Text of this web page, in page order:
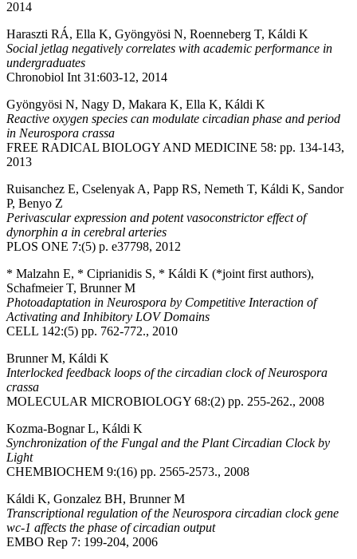
2014
Haraszti RÁ, Ella K, Gyöngyösi N, Roenneberg T, Káldi K
Social jetlag negatively correlates with academic performance in
undergraduates
Chronobiol Int 31:603-12, 2014
Gyöngyösi N, Nagy D, Makara K, Ella K, Káldi K
Reactive oxygen species can modulate circadian phase and period
in Neurospora crassa
FREE RADICAL BIOLOGY AND MEDICINE 58: pp. 134-143,
2013
Ruisanchez E, Cselenyak A, Papp RS, Nemeth T, Káldi K, Sandor
P, Benyo Z
Perivascular expression and potent vasoconstrictor effect of
dynorphin a in cerebral arteries
PLOS ONE 7:(5) p. e37798, 2012
* Malzahn E, * Ciprianidis S, * Káldi K (*joint first authors),
Schafmeier T, Brunner M
Photoadaptation in Neurospora by Competitive Interaction of
Activating and Inhibitory LOV Domains
CELL 142:(5) pp. 762-772., 2010
Brunner M, Káldi K
Interlocked feedback loops of the circadian clock of Neurospora
crassa
MOLECULAR MICROBIOLOGY 68:(2) pp. 255-262., 2008
Kozma-Bognar L, Káldi K
Synchronization of the Fungal and the Plant Circadian Clock by
Light
CHEMBIOCHEM 9:(16) pp. 2565-2573., 2008
Káldi K, Gonzalez BH, Brunner M
Transcriptional regulation of the Neurospora circadian clock gene
wc-1 affects the phase of circadian output
EMBO Rep 7: 199-204, 2006